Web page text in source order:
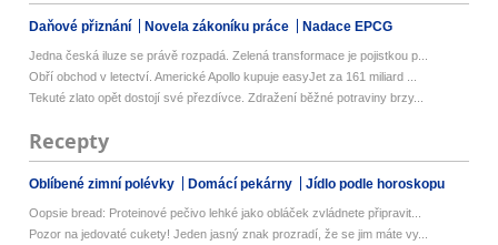
Daňové přiznání Novela zákoníku práce Nadace EPCG
Jedna česká iluze se právě rozpadá. Zelená transformace je pojistkou p...
Obří obchod v letectví. Americké Apollo kupuje easyJet za 161 miliard ...
Tekuté zlato opět dostojí své přezdívce. Zdražení běžné potraviny brzy...
Recepty
Oblíbené zimní polévky Domácí pekárny Jídlo podle horoskopu
Oopsie bread: Proteinové pečivo lehké jako obláček zvládnete připravit...
Pozor na jedovaté cukety! Jeden jasný znak prozradí, že se jim máte vy...